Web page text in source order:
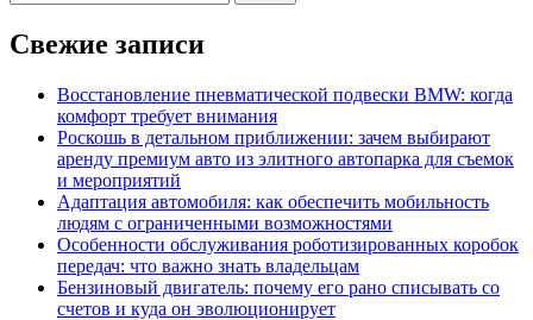
Свежие записи
Восстановление пневматической подвески BMW: когда
комфорт требует внимания
Роскошь в детальном приближении: зачем выбирают
аренду премиум авто из элитного автопарка для съемок
и мероприятий
Адаптация автомобиля: как обеспечить мобильность
людям с ограниченными возможностями
Особенности обслуживания роботизированных коробок
передач: что важно знать владельцам
Бензиновый двигатель: почему его рано списывать со
счетов и куда он эволюционирует